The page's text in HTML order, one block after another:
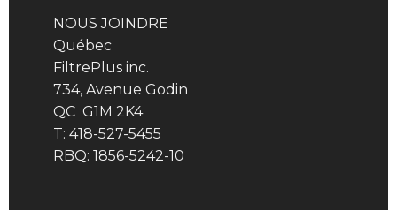
NOUS JOINDRE
Québec
FiltrePlus inc.
734, Avenue Godin
QC G1M 2K4
T: 418-527-5455
RBQ: 1856-5242-10